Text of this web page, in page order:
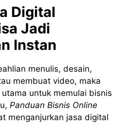
Digital
Jadi
Instan
menulis, desain,
membuat video, maka
untuk memulai bisnis
Panduan Bisnis Online
menganjurkan jasa digital